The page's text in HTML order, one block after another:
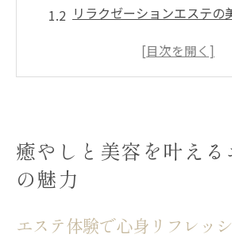
リラクゼーションエステの
理想の自分に近づくエステ
心身の疲れに効くエステの
リラクゼーションエステ
エステ施術がもたらす深い
疲労回復に役立つエステの
癒やしと美容を叶え
の魅力
エステ体験で心身リフレッ